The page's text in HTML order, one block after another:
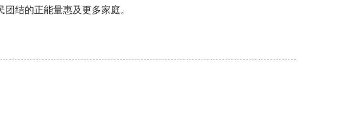
结的正能量惠及更多家庭。